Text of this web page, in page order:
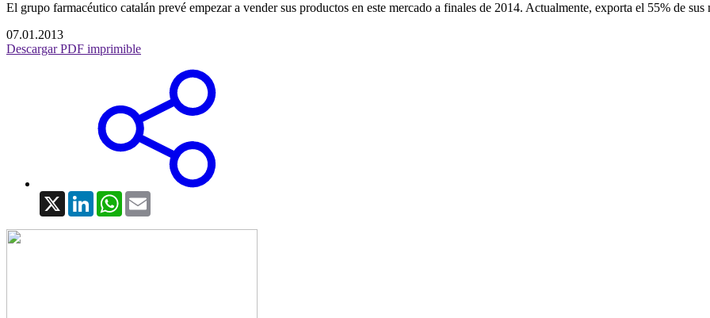
El grupo farmacéutico catalán prevé empezar a vender sus productos en este mercado a finales de 2014. Actualmente, exporta el 55% de sus
07.01.2013
Descargar PDF imprimible
X LinkedInWhatsApp